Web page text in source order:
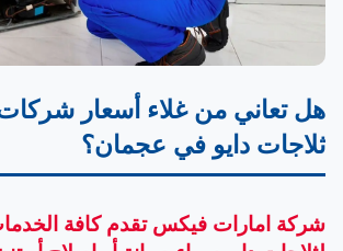
هل تعاني من غلاء أسعار
ثلاجات دايو في عجمان؟
شركة امارات فيكس تقدم كافة